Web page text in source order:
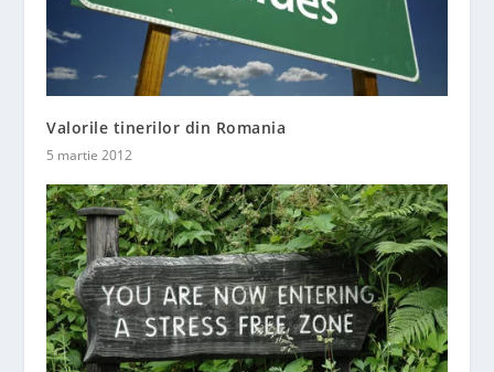
Valorile tinerilor din Romania
5 martie 2012